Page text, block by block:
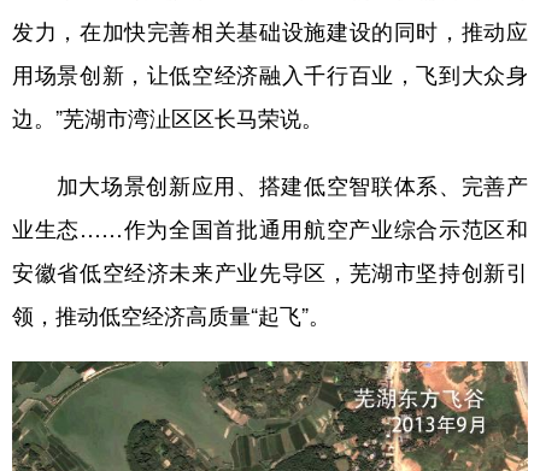
发力，在加快完善相关基础设施建设的同时，推动应
用场景创新，让低空经济融入千行百业，飞到大众身
边。”芜湖市湾沚区区长马荣说。
加大场景创新应用、搭建低空智联体系、完善产
业生态……作为全国首批通用航空产业综合示范区和
安徽省低空经济未来产业先导区，芜湖市坚持创新引
领，推动低空经济高质量“起飞”。